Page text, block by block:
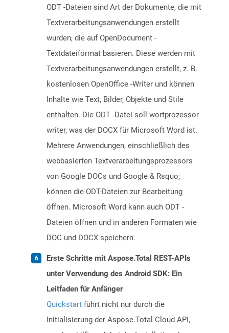
ODT -Dateien sind Art der Dokumente, die mit
Textverarbeitungsanwendungen erstellt
wurden, die auf OpenDocument -
Textdateiformat basieren. Diese werden mit
Textverarbeitungsanwendungen erstellt, z. B.
kostenlosen OpenOffice -Writer und können
Inhalte wie Text, Bilder, Objekte und Stile
enthalten. Die ODT -Datei soll wortprozessor
writer, was der DOCX für Microsoft Word ist.
Mehrere Anwendungen, einschließlich des
webbasierten Textverarbeitungsprozessors
von Google DOCs und Google & Rsquo;
können die ODT-Dateien zur Bearbeitung
öffnen. Microsoft Word kann auch ODT -
Dateien öffnen und in anderen Formaten wie
DOC und DOCX speichern.
Erste Schritte mit Aspose.Total REST-APIs
unter Verwendung des Android SDK: Ein
Leitfaden für Anfänger
Quickstart führt nicht nur durch die
Initialisierung der Aspose.Total Cloud API,